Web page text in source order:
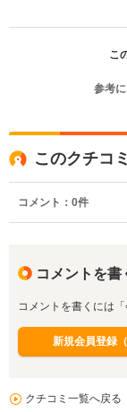
こ
参考
このクチコ
コメント： 0件
コメントを書
コメントを書くには「
新規会員登録（
クチコミ一覧へ戻る